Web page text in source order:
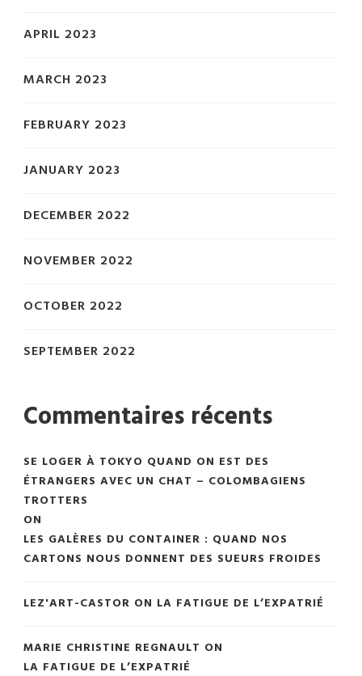
APRIL 2023
MARCH 2023
FEBRUARY 2023
JANUARY 2023
DECEMBER 2022
NOVEMBER 2022
OCTOBER 2022
SEPTEMBER 2022
Commentaires récents
SE LOGER À TOKYO QUAND ON EST DES
ÉTRANGERS AVEC UN CHAT – COLOMBAGIENS
TROTTERS
ON
LES GALÈRES DU CONTAINER : QUAND NOS
CARTONS NOUS DONNENT DES SUEURS FROIDES
LEZ'ART-CASTOR ON LA FATIGUE DE L’EXPATRIÉ
MARIE CHRISTINE REGNAULT ON
LA FATIGUE DE L’EXPATRIÉ